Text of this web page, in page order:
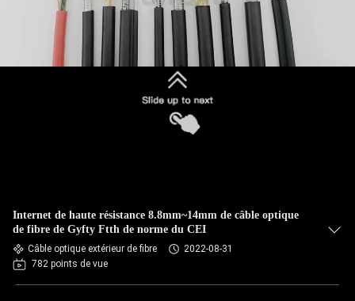
Internet de haute résistance 8.8mm~14mm de câble optique
de fibre de Gyfty Ftth de norme du CEI
Câble optique extérieur de fibre
2022-08-31
782 points de vue